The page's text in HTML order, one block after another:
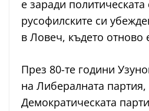
е заради
русофилските си
в Ловеч, където отново
През 80-те години
на Либералната
Демократическата